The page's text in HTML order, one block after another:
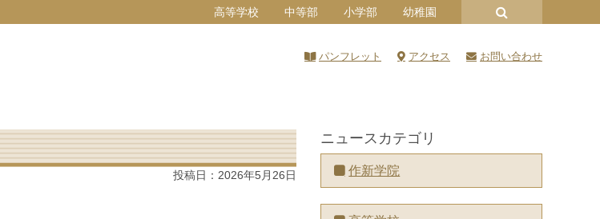
高等学校 中等部 小学部 幼稚園
パンフレット
アクセス お問い合わせ
投稿日： 2026年5月26日
ニュースカテゴリ
作新学院